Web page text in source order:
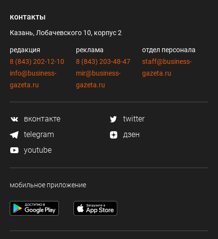
контакты
Казань, Лобачевского 10, корпус 2
редакция
8 (843) 202-12-10
info@business-
gazeta.ru
реклама
8 (843) 203-48-47
mir@business-
gazeta.ru
отдел персонала
staff@business-
gazeta.ru
вконтакте
twitter
telegram
дзен
youtube
мобильное приложение